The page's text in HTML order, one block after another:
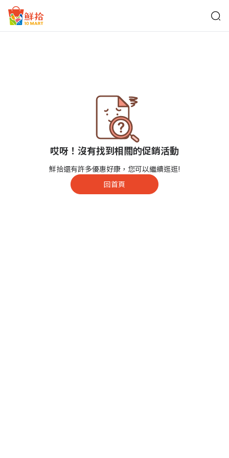
鮮拾
哎呀！沒有找到相關的促銷活動
鮮拾還有許多優惠好康，您可以繼續逛逛!
回首頁